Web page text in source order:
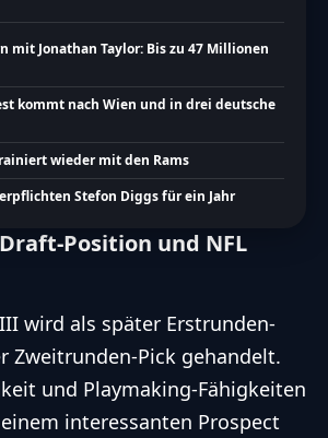
mit Jonathan Taylor: Bis zu 47 Millionen
kommt nach Wien und in drei deutsche
wieder mit den Rams
Stefon Diggs für ein Jahr
Position und NFL
wird als später Erstrunden-
Zweitrunden-Pick gehandelt.
und Playmaking-Fähigkeiten
interessanten Prospect